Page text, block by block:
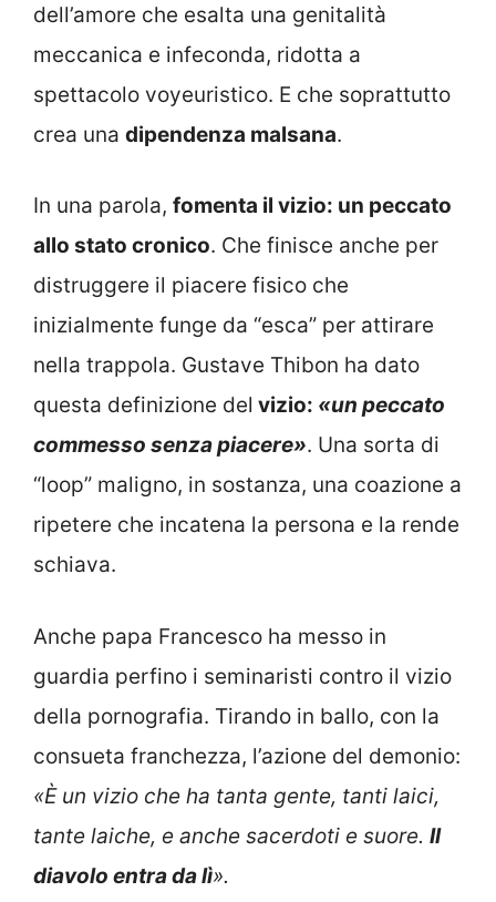
dell’amore che esalta una genitalità
meccanica e infeconda, ridotta a
spettacolo voyeuristico. E che soprattutto
crea una dipendenza malsana.
In una parola, fomenta il vizio: un peccato
allo stato cronico. Che finisce anche per
distruggere il piacere fisico che
inizialmente funge da “esca” per attirare
nella trappola. Gustave Thibon ha dato
questa definizione del vizio: «un peccato
commesso senza piacere». Una sorta di
“loop” maligno, in sostanza, una coazione a
ripetere che incatena la persona e la rende
schiava.
Anche papa Francesco ha messo in
guardia perfino i seminaristi contro il vizio
della pornografia. Tirando in ballo, con la
consueta franchezza, l’azione del demonio:
«È un vizio che ha tanta gente, tanti laici,
tante laiche, e anche sacerdoti e suore. Il
diavolo entra da lì».